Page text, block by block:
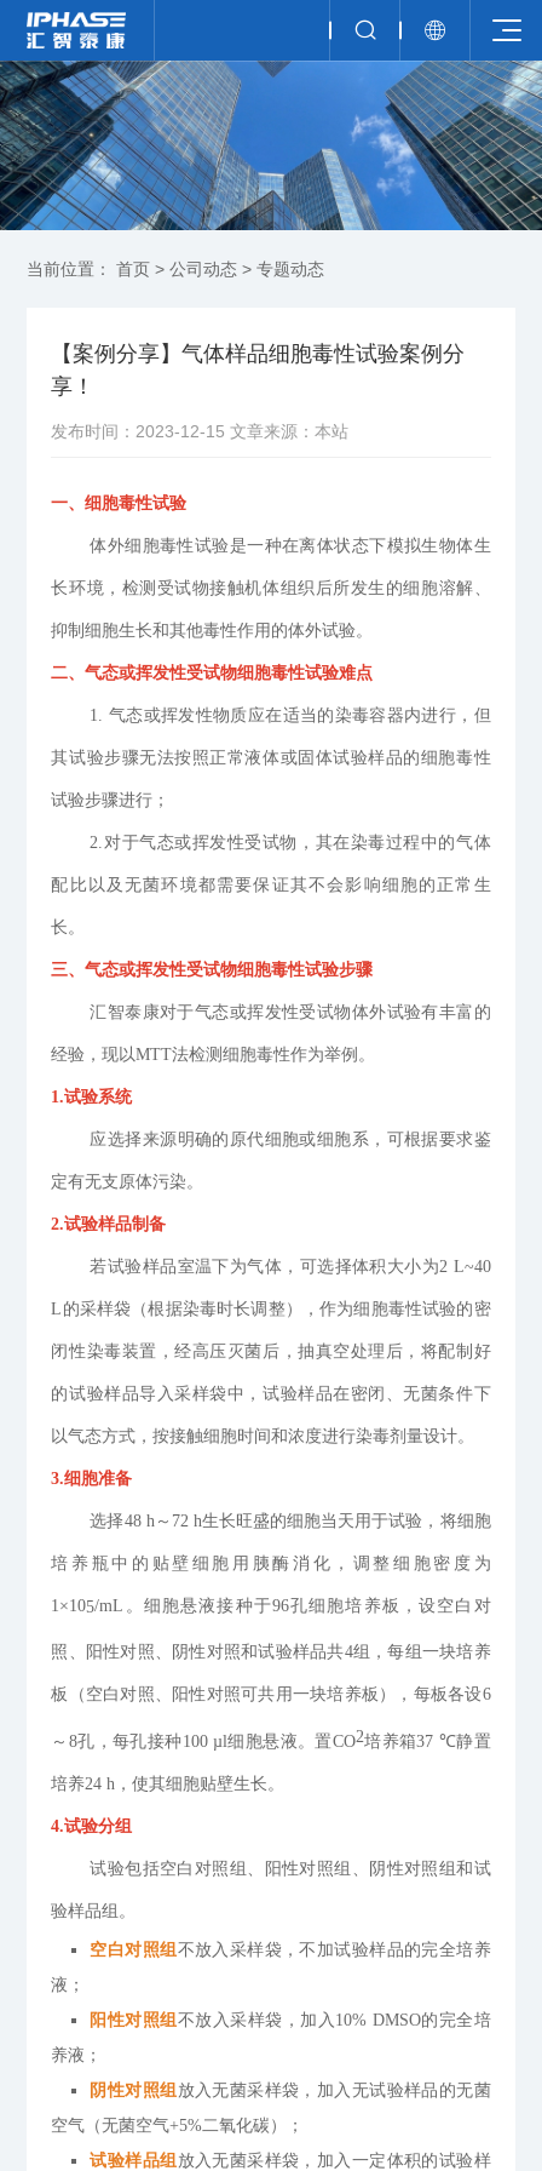
当前位置： 首页 > 公司动态 > 专题动态
【案例分享】气体样品细胞毒性试验案例分
享！
发布时间：2023-12-15 文章来源：本站
一、细胞毒性试验
体外细胞毒性试验是一种在离体状态下模拟生物体生
长环境， 检测 受试物接触机体组织后所发生的细胞溶解、
抑制细胞生长和其他毒性作用的体外试验。
二、气态或挥发性受试物细胞毒性试验难点
1 气态或挥发性物质应在适当的染毒容器内进行，但
其试验步骤无法按照正常液体或固体试验样品的细胞毒性
试验步骤进行；
2 对于气态或挥发性受试物，其在染毒过程中的气体
配比以及无菌环境都需要保证其不会影响细胞的正常生
长。
三、气态或挥发性受试物细胞毒性试验步骤
汇智泰康对于气态或挥发性受试物体外试验有丰富的
经验，现以MTT法检测细胞毒性作为举例。
1.试验系统
应选择来源明确的原代细胞或细胞系，可根据要求鉴
定有无支原体污染。
2.试验样品制备
若试验样品室温下为气体，可选择体积大小为2 L~40
L 的采样袋（根据染毒时长调整 ），作为细胞毒性试验的密
闭性染毒装置，经高压灭菌后，抽真空处理后，将配制好
的试验样品导入采样袋中，试验样品在密闭、无菌条件下
以气态方式，按接触细胞时间和浓度进行染毒剂量设计。
3.细胞准备
选择48 h ～ 72 h生长旺盛的细胞当天用于试验 ， 将细胞
培养瓶中的贴壁细胞用胰酶消化，调整细胞密度为
1×105/mL 。细胞悬液接种于96孔细胞培养板，设空白对
照、阳性对照、阴性对照和试验样品共4组，每组一块培养
板 （空白对照、阳性对照可共用一块培养板） ，每板各设6
～ 8孔，每孔接种 100 µl细胞悬液。置CO2培养箱37 ℃静置
培养24 h ，使其细胞贴壁生长。
4.试验分组
试验包括空白对照组、阳性对照组、阴性对照组和试
验样品组。
空白对照组不放入采样袋，不加试验样品的完全培养
液；
阳性对照组不放入采样袋，加入 10% DMSO的完全培
养液；
阴性对照组放入无菌采样袋，加入无试验样品的无菌
空气（无菌空气+5%二氧化碳）；
试验样品组放入无菌采样袋，加入一定体积的试验样